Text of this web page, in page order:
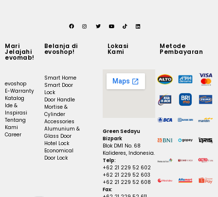
Mari
Jelajahi
evomab!
evoshop
E-Warranty
Katalog
Ide &
Inspirasi
Tentang
Kami
Career
Belanja di
evoshop!
Smart Home
Smart Door
Lock
Door Handle
Mortise &
Cylinder
Accessories
Alumunium &
Glass Door
Hotel Lock
Economical
Door Lock
Lokasi
Kami
Green Sedayu
Bizpark
Blok DM1 No. 68
Kalideres, Indonesia.
Telp:
+62 21 229 52 602
+62 21 229 52 603
+62 21 229 52 608
Fax:
Metode
Pembayaran